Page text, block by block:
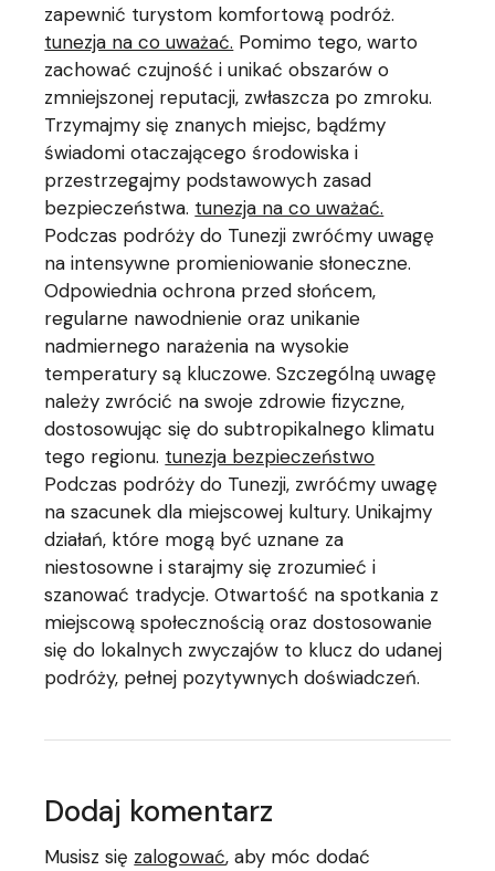
zapewnić turystom komfortową podróż.
tunezja na co uważać. Pomimo tego, warto
zachować czujność i unikać obszarów o
zmniejszonej reputacji, zwłaszcza po zmroku.
Trzymajmy się znanych miejsc, bądźmy
świadomi otaczającego środowiska i
przestrzegajmy podstawowych zasad
bezpieczeństwa. tunezja na co uważać.
Podczas podróży do Tunezji zwróćmy uwagę
na intensywne promieniowanie słoneczne.
Odpowiednia ochrona przed słońcem,
regularne nawodnienie oraz unikanie
nadmiernego narażenia na wysokie
temperatury są kluczowe. Szczególną uwagę
należy zwrócić na swoje zdrowie fizyczne,
dostosowując się do subtropikalnego klimatu
tego regionu. tunezja bezpieczeństwo
Podczas podróży do Tunezji, zwróćmy uwagę
na szacunek dla miejscowej kultury. Unikajmy
działań, które mogą być uznane za
niestosowne i starajmy się zrozumieć i
szanować tradycje. Otwartość na spotkania z
miejscową społecznością oraz dostosowanie
się do lokalnych zwyczajów to klucz do udanej
podróży, pełnej pozytywnych doświadczeń.
Dodaj komentarz
Musisz się zalogować, aby móc dodać